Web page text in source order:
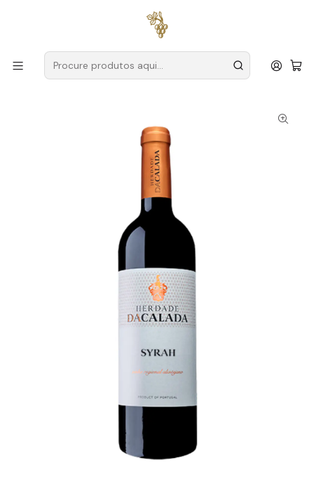
para encomendas a partir de
Produtores Alentejo
Herdade da Calada
Herdade da Calada Syrah 2018 Alentejo Tinto 75cl